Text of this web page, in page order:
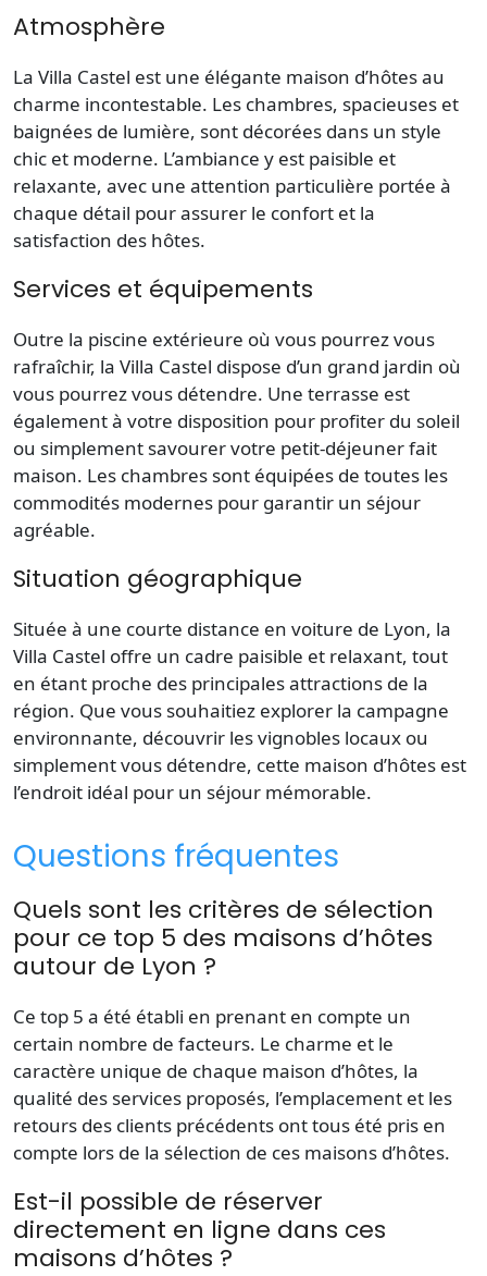
Atmosphère
La Villa Castel est une élégante maison d’hôtes au
charme incontestable. Les chambres, spacieuses et
baignées de lumière, sont décorées dans un style
chic et moderne. L’ambiance y est paisible et
relaxante, avec une attention particulière portée à
chaque détail pour assurer le confort et la
satisfaction des hôtes.
Services et équipements
Outre la piscine extérieure où vous pourrez vous
rafraîchir, la Villa Castel dispose d’un grand jardin où
vous pourrez vous détendre. Une terrasse est
également à votre disposition pour profiter du soleil
ou simplement savourer votre petit-déjeuner fait
maison. Les chambres sont équipées de toutes les
commodités modernes pour garantir un séjour
agréable.
Situation géographique
Située à une courte distance en voiture de Lyon, la
Villa Castel offre un cadre paisible et relaxant, tout
en étant proche des principales attractions de la
région. Que vous souhaitiez explorer la campagne
environnante, découvrir les vignobles locaux ou
simplement vous détendre, cette maison d’hôtes est
l’endroit idéal pour un séjour mémorable.
Questions fréquentes
Quels sont les critères de sélection
pour ce top 5 des maisons d’hôtes
autour de Lyon ?
Ce top 5 a été établi en prenant en compte un
certain nombre de facteurs. Le charme et le
caractère unique de chaque maison d’hôtes, la
qualité des services proposés, l’emplacement et les
retours des clients précédents ont tous été pris en
compte lors de la sélection de ces maisons d’hôtes.
Est-il possible de réserver
directement en ligne dans ces
maisons d’hôtes ?